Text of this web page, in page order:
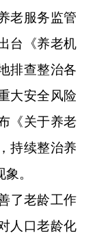
老服务监管
台《养老机
排查整治各
大安全风险
《关于养老
持续整治养
。
了老龄工作
人口老龄化